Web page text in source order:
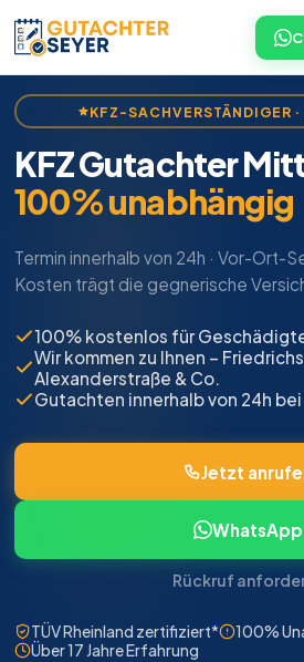
KFZ-SACHVERSTÄNDIGER
KFZ Gutachter
100% unabhängig
Termin innerhalb von 24h · Vor-Ort-
Kosten trägt die gegnerische
100% kostenlos für
Wir kommen zu Ihnen –
Alexanderstraße & Co.
Gutachten innerhalb von 24h
Jetzt
WhatsApp
Rückruf
TÜV Rheinland zertifiziert*
100%
Über 17 Jahre Erfahrung